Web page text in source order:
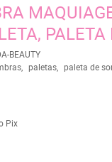
BEAUTY
paletas
paleta de
Pix